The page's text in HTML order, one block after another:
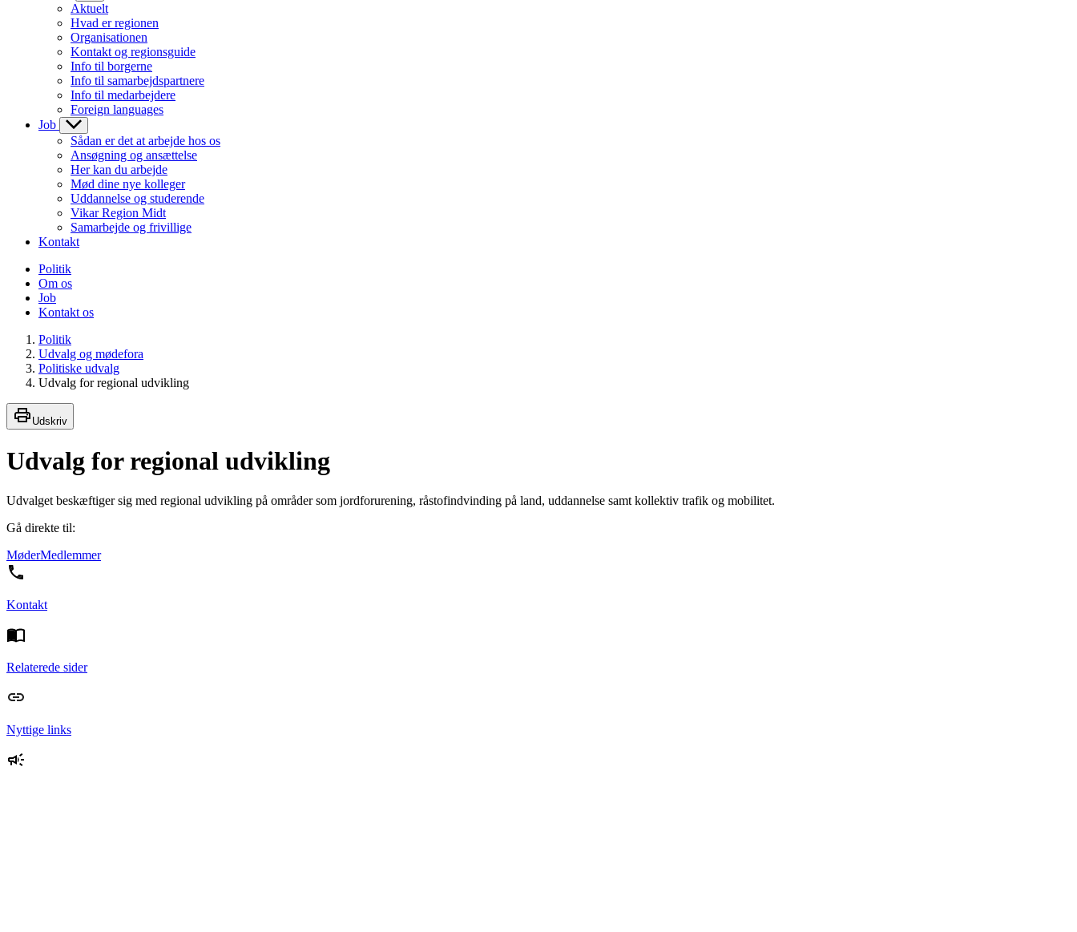
Aktuelt
Hvad er regionen
Organisationen
Kontakt og regionsguide
Info til borgerne
Info til samarbejdspartnere
Info til medarbejdere
Foreign languages
Job
Sådan er det at arbejde hos os
Ansøgning og ansættelse
Her kan du arbejde
Mød dine nye kolleger
Uddannelse og studerende
Vikar Region Midt
Samarbejde og frivillige
Kontakt
Politik
Om os
Job
Kontakt os
Politik
Udvalg og mødefora
Politiske udvalg
Udvalg for regional udvikling
Udskriv
Udvalg for regional udvikling
Udvalget beskæftiger sig med regional udvikling på områder som jordforurening, råstofindvinding på land, uddannelse samt kollektiv trafik og mobilitet.
Gå direkte til:
MøderMedlemmer
Kontakt
Relaterede sider
Nyttige links